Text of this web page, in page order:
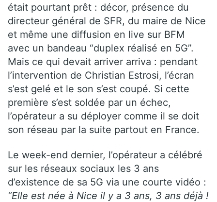
était pourtant prêt : décor, présence du
directeur général de SFR, du maire de Nice
et même une diffusion en live sur BFM
avec un bandeau “duplex réalisé en 5G”.
Mais ce qui devait arriver arriva : pendant
l’intervention de Christian Estrosi, l’écran
s’est gelé et le son s’est coupé. Si cette
première s’est soldée par un échec,
l’opérateur a su déployer comme il se doit
son réseau par la suite partout en France.
Le week-end dernier, l’opérateur a célébré
sur les réseaux sociaux les 3 ans
d’existence de sa 5G via une courte vidéo :
“Elle est née à Nice il y a 3 ans, 3 ans déjà !